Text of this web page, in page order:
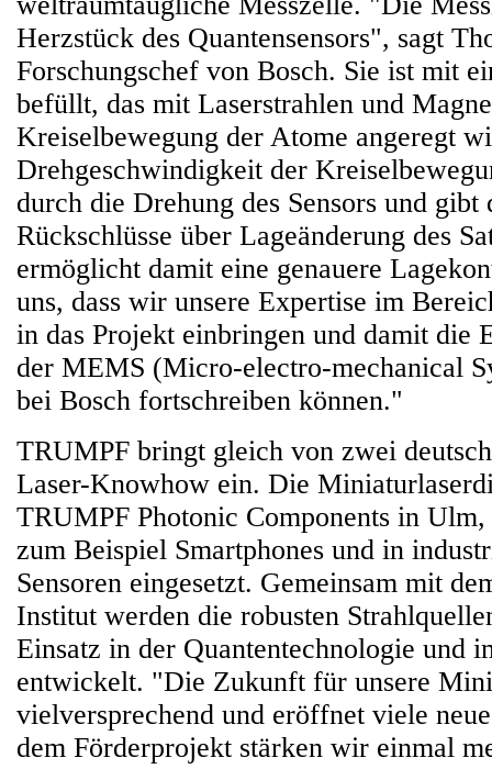
Herzstück des Quantensensors", sagt
Forschungschef von Bosch. Sie ist mit
befüllt, das mit Laserstrahlen und
Kreiselbewegung der Atome angeregt
Drehgeschwindigkeit der
durch die Drehung des Sensors und gibt
Rückschlüsse über Lageänderung des
ermöglicht damit eine genauere
uns, dass wir unsere Expertise im
in das Projekt einbringen und damit die
der MEMS (Micro-electro-mechanical
bei Bosch fortschreiben können."
TRUMPF bringt gleich von zwei
Laser-Knowhow ein. Die
TRUMPF Photonic Components in
zum Beispiel Smartphones und in
Sensoren eingesetzt. Gemeinsam mit
Institut werden die robusten
Einsatz in der Quantentechnologie und
entwickelt. "Die Zukunft für unsere
vielversprechend und eröffnet viele
dem Förderprojekt stärken wir einmal